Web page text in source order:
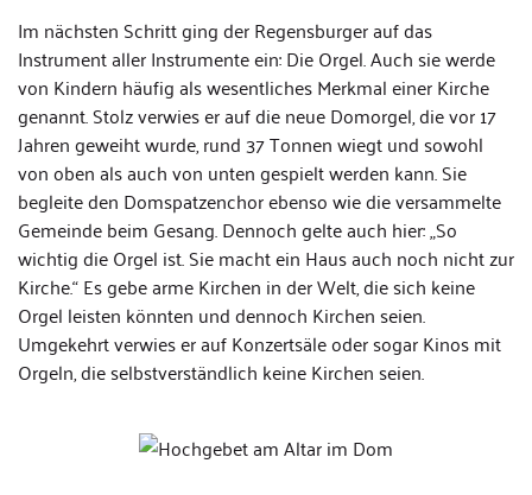
Im nächsten Schritt ging der Regensburger auf das
Instrument aller Instrumente ein: Die Orgel. Auch sie werde
von Kindern häufig als wesentliches Merkmal einer Kirche
genannt. Stolz verwies er auf die neue Domorgel, die vor 17
Jahren geweiht wurde, rund 37 Tonnen wiegt und sowohl
von oben als auch von unten gespielt werden kann. Sie
begleite den Domspatzenchor ebenso wie die versammelte
Gemeinde beim Gesang. Dennoch gelte auch hier: „So
wichtig die Orgel ist. Sie macht ein Haus auch noch nicht zur
Kirche.“ Es gebe arme Kirchen in der Welt, die sich keine
Orgel leisten könnten und dennoch Kirchen seien.
Umgekehrt verwies er auf Konzertsäle oder sogar Kinos mit
Orgeln, die selbstverständlich keine Kirchen seien.